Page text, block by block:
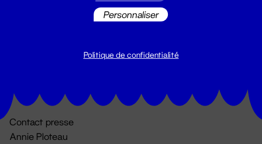
billetterie@leGrandT.fr
Contact presse
Annie Ploteau
Personnaliser
Politique de confidentialité